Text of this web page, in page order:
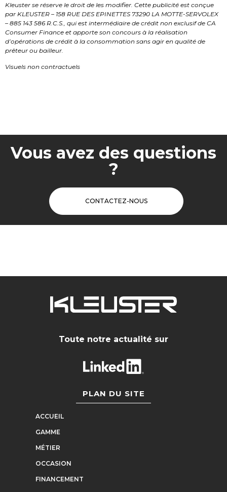
Kleuster se réserve le droit de les modifier. Cette publicité est conçue
par KLEUSTER – 158 RUE DES EPINETTES 73290 LA MOTTE-SERVOLEX
– 885 143 586 R.C.S., qui est intermédiaire de crédit non exclusif de CA
Consumer Finance et apporte son concours à la réalisation
d’opérations de crédit à la consommation sans agir en qualité de
prêteur ou bailleur.
Visuels non contractuels
Vous avez des questions
?
CONTACTEZ-NOUS
Toute notre actualité sur
PLAN DU SITE
ACCUEIL
GAMME
MÉTIER
OCCASION
FINANCEMENT